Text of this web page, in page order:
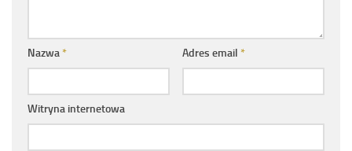
Nazwa* Adres email *
Witryna internetowa